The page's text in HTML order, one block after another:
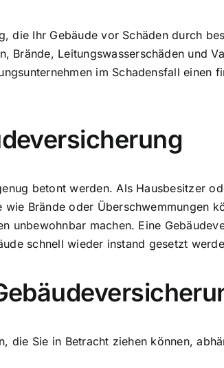
die Ihr Gebäude vor Schäden durch
Brände, Leitungswasserschäden und
im Schadensfall einen
betont werden. Als Hausbesitzer
Brände oder Überschwemmungen
unbewohnbar machen. Eine
schnell wieder instand gesetzt
die Sie in Betracht ziehen können,